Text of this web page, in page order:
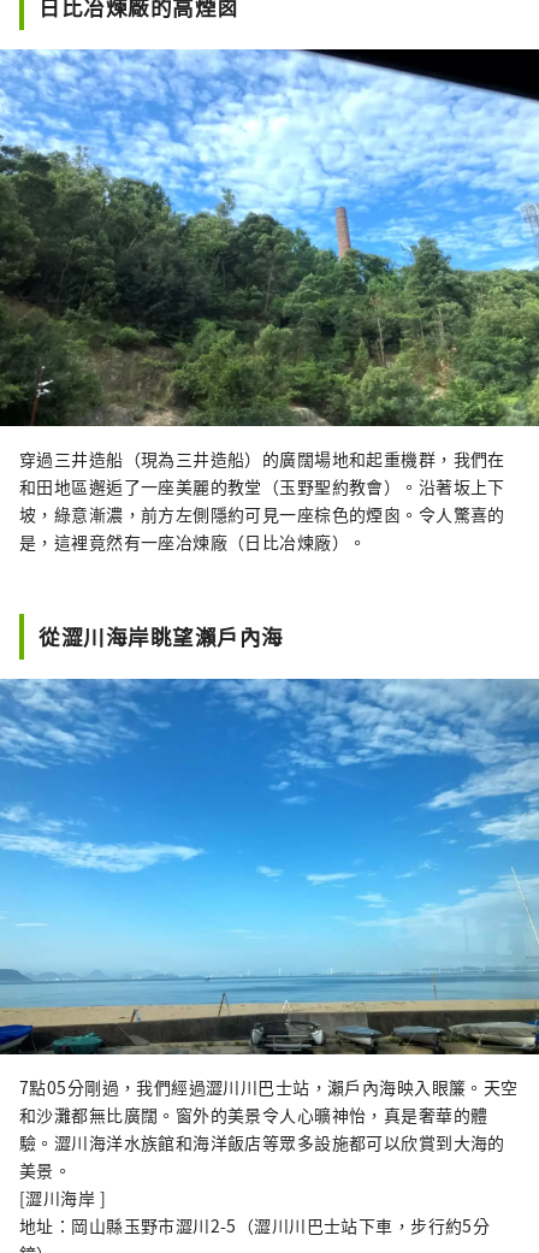
日比冶煉廠的高煙囪
穿過三井造船（現為三井造船）的廣闊場地和起重機群，我們在
和田地區邂逅了一座美麗的教堂（玉野聖約教會）。沿著坂上下
坡，綠意漸濃，前方左側隱約可見一座棕色的煙囪。令人驚喜的
是，這裡竟然有一座冶煉廠（日比冶煉廠）。
從澀川海岸眺望瀨戶內海
7點05分剛過，我們經過澀川川巴士站，瀨戶內海映入眼簾。天空
和沙灘都無比廣闊。窗外的美景令人心曠神怡，真是奢華的體
驗。澀川海洋水族館和海洋飯店等眾多設施都可以欣賞到大海的
美景。
[澀川海岸 ]
地址：岡山縣玉野市澀川2-5（澀川川巴士站下車，步行約5分